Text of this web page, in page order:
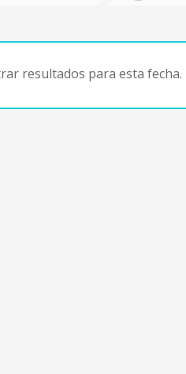
resultados para esta fecha.